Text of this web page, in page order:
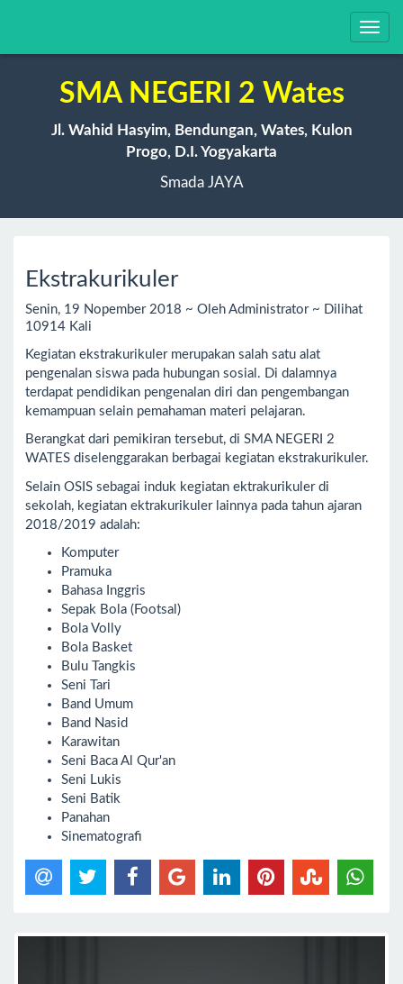
SMA NEGERI 2 Wates
Jl. Wahid Hasyim, Bendungan, Wates, Kulon
Progo, D.I. Yogyakarta
Smada JAYA
Ekstrakurikuler
Senin, 19 Nopember 2018 ~ Oleh Administrator ~ Dilihat
10914 Kali
Kegiatan ekstrakurikuler merupakan salah satu alat
pengenalan siswa pada hubungan sosial. Di dalamnya
terdapat pendidikan pengenalan diri dan pengembangan
kemampuan selain pemahaman materi pelajaran.
Berangkat dari pemikiran tersebut, di SMA NEGERI 2
WATES diselenggarakan berbagai kegiatan ekstrakurikuler.
Selain OSIS sebagai induk kegiatan ektrakurikuler di
sekolah, kegiatan ektrakurikuler lainnya pada tahun ajaran
2018/2019 adalah:
Komputer
Pramuka
Bahasa Inggris
Sepak Bola (Footsal)
Bola Volly
Bola Basket
Bulu Tangkis
Seni Tari
Band Umum
Band Nasid
Karawitan
Seni Baca Al Qur'an
Seni Lukis
Seni Batik
Panahan
Sinematografi